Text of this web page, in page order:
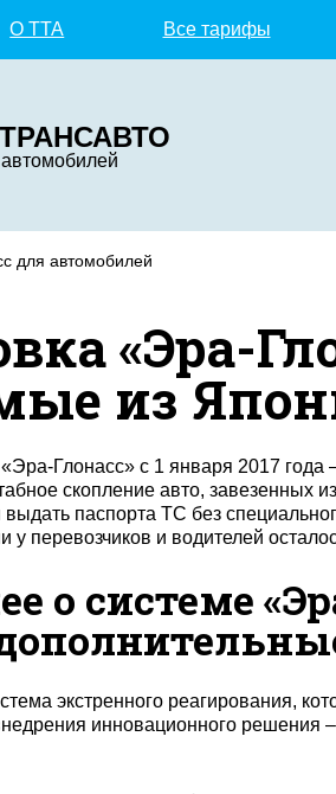
О TTA Все тарифы
для автомобилей
«Эра-
из
Глонасс» с 1 января 2017
скопление авто, завезенных
паспорта ТС без
у перевозчиков и водителей
о системе
экстренного реагирования,
инновационного